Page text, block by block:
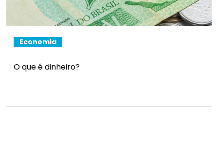
Economia
O que é dinheiro?